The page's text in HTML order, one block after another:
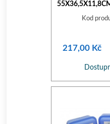
Kod
217,00 Kč